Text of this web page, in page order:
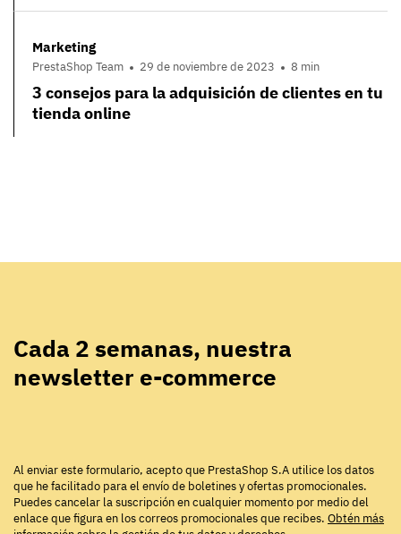
Marketing
PrestaShop Team 29 de noviembre de 2023 8 min
3 consejos para la adquisición de clientes en tu
tienda online
Cada 2 semanas, nuestra
newsletter e-commerce
Al enviar este formulario, acepto que PrestaShop S.A utilice los datos
que he facilitado para el envío de boletines y ofertas promocionales.
Puedes cancelar la suscripción en cualquier momento por medio del
enlace que figura en los correos promocionales que recibes. Obtén más